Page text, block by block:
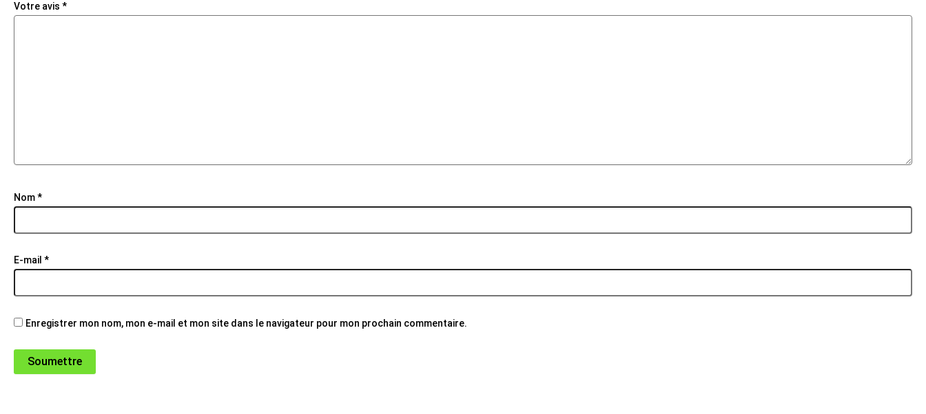
Votre avis *
Nom*
E-mail *
Enregistrer mon nom, mon e-mail et mon site dans le navigateur pour mon prochain commentaire.